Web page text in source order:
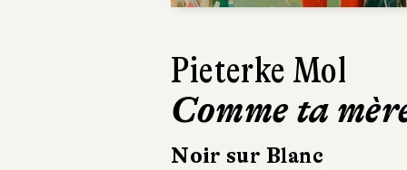
Ásta
Sigurdardóttir
Dehors, c’est